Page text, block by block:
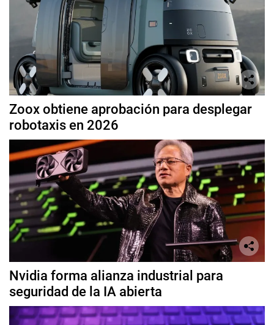
Zoox obtiene aprobación para desplegar
robotaxis en 2026
Nvidia forma alianza industrial para
seguridad de la IA abierta